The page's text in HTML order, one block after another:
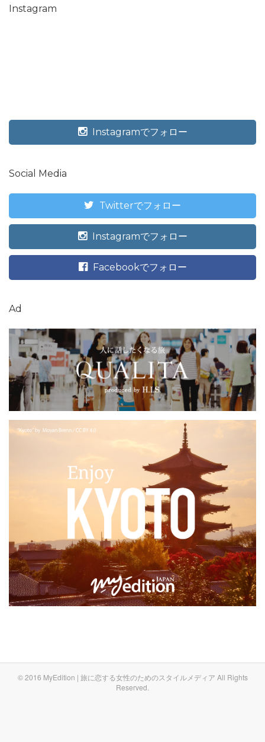
Instagram
Instagramでフォロー
Social Media
Twitterでフォロー
Instagramでフォロー
Facebookでフォロー
Ad
© 2016 MyEdition | 旅に恋する女性のためのスタイルメディア All Rights
Reserved.